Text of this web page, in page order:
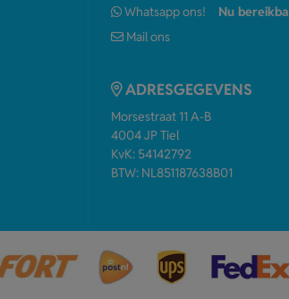
Whatsapp ons!
Nu
Mail ons
ADRESGEGEVENS
Morsestraat 11 A-B
4004 JP Tiel
KvK: 54142792
BTW: NL851187638B01